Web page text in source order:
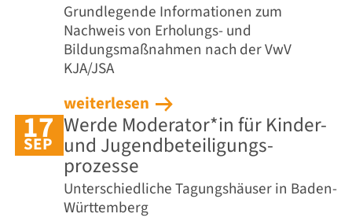
Grundlegende Informationen zum
Nachweis von Erholungs- und
Bildungsmaßnahmen nach der VwV
KJA/JSA
weiterlesen
17
SEP
Werde Moderator*in für Kinder-
und Jugend­beteiligungs­
prozesse
Unterschiedliche Tagungshäuser in Baden-
Württemberg